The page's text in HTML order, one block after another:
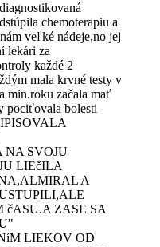
chemoterapiu a
veľké nádeje,no jej
lekári za
každé 2
mala krvné testy v
min.roku začala mať
pociťovala bolesti
NA SVOJU
LIEčILA
A
čASU.A ZASE SA
LIEKOV OD